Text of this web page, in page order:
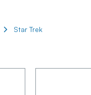
Star Trek